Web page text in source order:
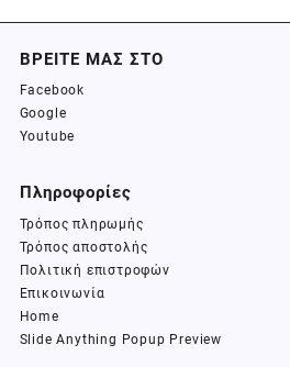
ΒΡΕΙΤΕ ΜΑΣ ΣΤΟ
Facebook
Google
Youtube
Πληροφορίες
Τρόπος πληρωμής
Τρόπος αποστολής
Πολιτική επιστροφών
Επικοινωνία
Home
Slide Anything Popup Preview